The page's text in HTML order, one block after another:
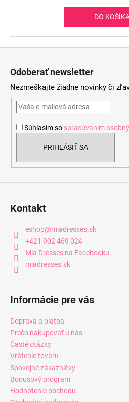
DO
Odoberať newsletter
Nezmeškajte žiadne novinky či
Súhlasím so spracúvaním
PRIHLÁSIŤ SA
Kontakt
eshop@miadresses.sk
+421 902 469 024
Mia Dresses na Facebooku
miadresses.sk
Informácie pre vás
Doprava a platba
Prečo nakupovať u nás
Časté otázky
Vrátenie tovaru
Spokojné zákazníčky
Bonusový program
Hodnotenie obchodu